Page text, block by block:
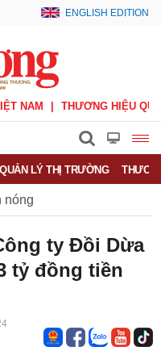
ENGLISH EDITION
NAM THƯƠNG HIỆU
QUẢN LÝ THỊ TRƯỜNG
nóng
ty Đồi Dừa
tỷ đồng tiền